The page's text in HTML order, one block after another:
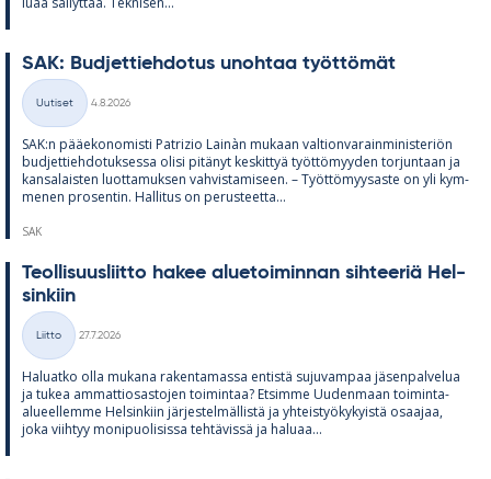
SAK: Bud­jet­tieh­do­tus unoh­taa työt­tö­mät
Kategoriat
Uutiset
4.8.2026
SAK:n pää­e­ko­no­misti Pat­rizio Lainàn mu­kaan val­tion­va­rain­mi­nis­te­riön
bud­jet­tieh­do­tuk­sessa olisi pi­tä­nyt kes­kit­tyä työt­tö­myy­den tor­jun­taan ja
kan­sa­lais­ten luot­ta­muk­sen vah­vis­ta­mi­seen. – Työt­tö­myy­saste on yli kym­
me­nen pro­sen­tin. Hal­li­tus on pe­rus­teetta...
SAK
Teol­li­suus­liitto ha­kee alue­toi­min­nan sih­tee­riä Hel­
sin­kiin
Kategoriat
Liitto
27.7.2026
Ha­luatko olla mu­kana ra­ken­ta­massa en­tistä su­ju­vam­paa jä­sen­pal­ve­lua
ja tu­kea am­mat­tio­sas­to­jen toi­min­taa? Et­simme Uu­den­maan toi­minta-
alu­eel­lemme Hel­sin­kiin jär­jes­tel­mäl­listä ja yh­teis­työ­ky­kyistä osaa­jaa,
joka viih­tyy mo­ni­puo­li­sissa teh­tä­vissä ja ha­luaa...